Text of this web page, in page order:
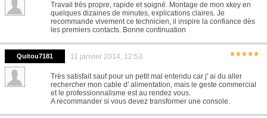
Travail très propre, rapide et soigné. Montage de mon xkey en
quelques dizaines de minutes, explications claires. Je
recommande vivement ce technicien, il inspire la confiance dès
les premiers contacts. Bonne continuation
Quitou7181 11 janvier 2014, 12:53 *****
Très satisfait sauf pour un petit mal entendu car j' ai du aller
rechercher mon cable d' alimentation, mais le geste commercial
et le professionnalisme est au rendez vous.
A recommander si vous devez transformer une console.